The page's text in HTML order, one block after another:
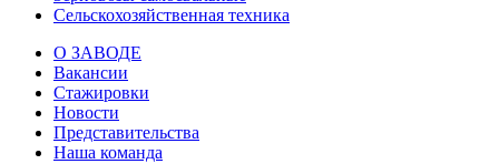
Сельскохозяйственная техника
О ЗАВОДЕ
Вакансии
Стажировки
Новости
Представительства
Наша команда